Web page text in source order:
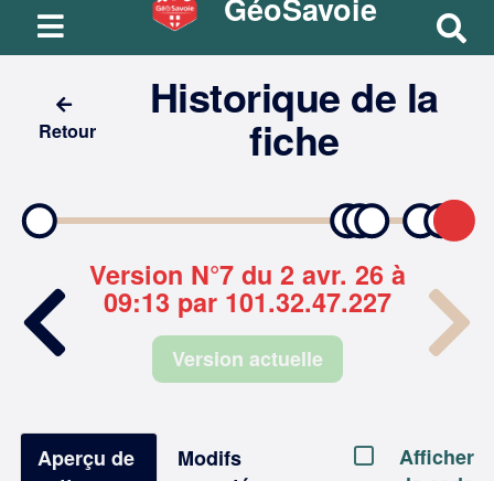
GéoSavoie
e
c
h
Retour
Historique de la
fiche
Version N°7 du 2 avr. 26 à
09:13 par 101.32.47.227
Version actuelle
Aperçu de
Modifs
Afficher